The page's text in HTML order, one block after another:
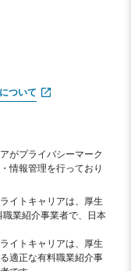
ついて
がプライバシーマーク
情報管理を行っており
イトキャリアは、厚生
業紹介事業者で、日本
イトキャリアは、厚生
適正な有料職業紹介事